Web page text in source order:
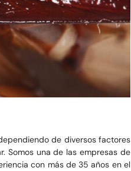
de diversos factores
Somos una de las empresas de
con más de 35 años en el